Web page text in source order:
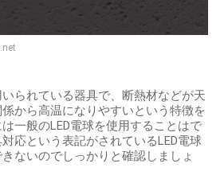
られている器具で、断熱材などが天
から高温になりやすいという特徴を
一般のLED電球を使用することはで
応という表記がされているLED電球
ないのでしっかりと確認しましょ